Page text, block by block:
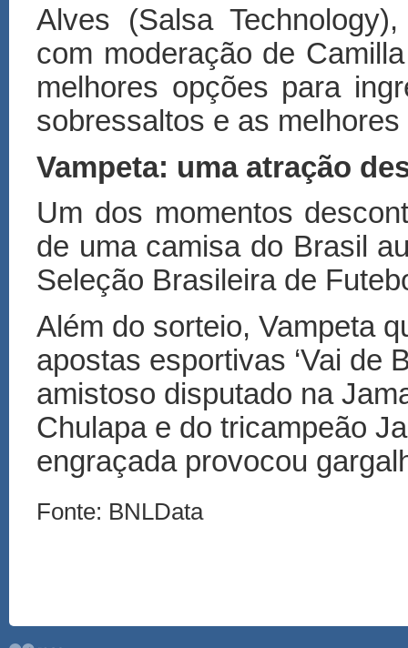
Alves (Salsa
com moderação de
melhores opções para
sobressaltos e as
Vampeta: uma atração
Um dos momentos
de uma camisa do Brasil
Seleção Brasileira de
Além do sorteio, Vampeta
apostas esportivas ‘Vai de
amistoso disputado na
Chulapa e do tricampeão
engraçada provocou
Fonte: BNLData